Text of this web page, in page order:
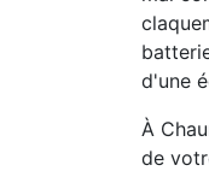
d'une
À
de